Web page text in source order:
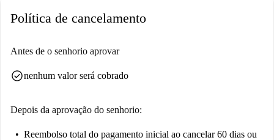
Política de cancelamento
Antes de o senhorio aprovar
check_circlenenhum valor será cobrado
Depois da aprovação do senhorio:
Reembolso total do pagamento inicial ao cancelar 60 dias ou